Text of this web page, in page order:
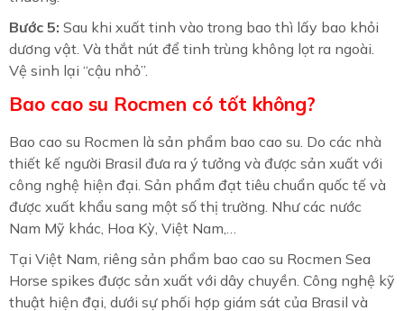
Bước 5: Sau khi xuất tinh vào trong bao thì lấy bao khỏi
dương vật. Và thắt nút để tinh trùng không lọt ra ngoài.
Vệ sinh lại “cậu nhỏ”.
Bao cao su Rocmen có tốt không?
Bao cao su Rocmen là sản phẩm bao cao su. Do các nhà
thiết kế người Brasil đưa ra ý tưởng và được sản xuất với
công nghệ hiện đại. Sản phẩm đạt tiêu chuẩn quốc tế và
được xuất khẩu sang một số thị trường. Như các nước
Nam Mỹ khác, Hoa Kỳ, Việt Nam,…
Tại Việt Nam, riêng sản phẩm bao cao su Rocmen Sea
Horse spikes được sản xuất với dây chuyền. Công nghệ kỹ
thuật hiện đại, dưới sự phối hợp giám sát của Brasil và